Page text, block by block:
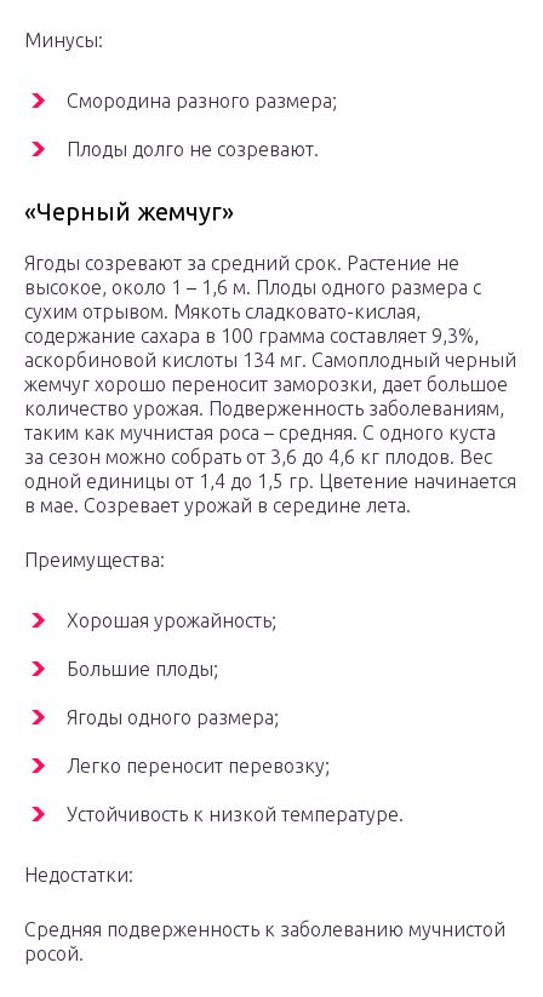
Минусы:
Смородина разного размера;
Плоды долго не созревают.
«Черный жемчуг»
Ягоды созревают за средний срок. Растение не
высокое, около 1 – 1,6 м. Плоды одного размера с
сухим отрывом. Мякоть сладковато-кислая,
содержание сахара в 100 грамма составляет 9,3%,
аскорбиновой кислоты 134 мг. Самоплодный черный
жемчуг хорошо переносит заморозки, дает большое
количество урожая. Подверженность заболеваниям,
таким как мучнистая роса – средняя. С одного куста
за сезон можно собрать от 3,6 до 4,6 кг плодов. Вес
одной единицы от 1,4 до 1,5 гр. Цветение начинается
в мае. Созревает урожай в середине лета.
Преимущества:
Хорошая урожайность;
Большие плоды;
Ягоды одного размера;
Легко переносит перевозку;
Устойчивость к низкой температуре.
Недостатки:
Средняя подверженность к заболеванию мучнистой
росой.